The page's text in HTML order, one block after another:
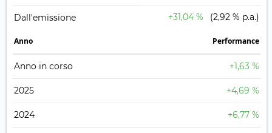
Dall'emissione +31,04 % (2,92 % p.a.)
Anno Performance
Anno in corso +1,63 %
2025 +4,69 %
2024 +6,77 %